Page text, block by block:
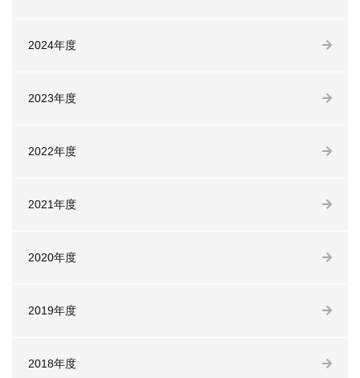
2024年度
2023年度
2022年度
2021年度
2020年度
2019年度
2018年度